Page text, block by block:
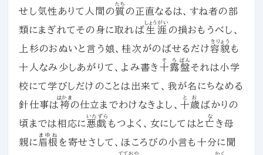
せし気性ありて人間の質
たち
の正直なるは、すね者の部
類にまぎれてその身に取れば生涯
しょうがい
の損おもうべし、
上杉のおぬいと言う娘、桂次がのばせるだけ容貌
きりょう
も
十人なみ少しあがりて、よみ書き十露
そろ
盤
ばん
それは小学
校にて学びしだけのことは出来て、我が名にちなめる
針仕事は 袴
はかま
の仕立までわけなきよし、 十歳
とお
ばかりの
頃までは相応に悪戯
いたずら
もつよく、女にしてはと亡
な
き母
親に 眉根
まゆね
を寄せさして、ほころびの小言も十分に聞
てておや かく